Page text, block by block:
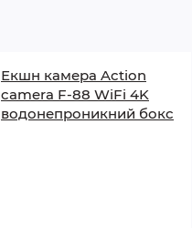
Екшн камера Action
camera F-88 WiFi 4K
водонепроникний бокс